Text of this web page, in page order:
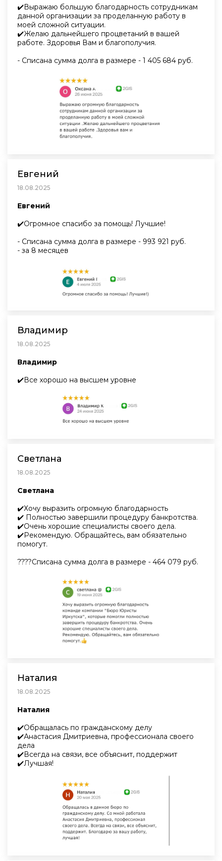
✔️Выражаю большую благодарность сотрудникам
данной организации за проделанную работу в
моей сложной ситуации.
✔️Желаю дальнейшего процветаний в вашей
работе. Здоровья Вам и благополучия.
- Списана сумма долга в размере - 1 405 684 руб.
Евгений
18.08.2025
Евгений
✔️Огромное спасибо за помощь! Лучшие!
- Списана сумма долга в размере - 993 921 руб.
- за 8 месяцев
Владимир
18.08.2025
Владимир
✔️Все хорошо на высшем уровне
Светлана
18.08.2025
Светлана
✔️Хочу выразить огромную благодарность
✔️ Полностью завершили процедуру банкротства.
✔️Очень хорошие специалисты своего дела.
✔️Рекомендую. Обращайтесь, вам обязательно
помогут.
????Списана сумма долга в размере - 464 079 руб.
Наталия
18.08.2025
Наталия
✔️Обращалась по гражданскому делу
✔️Анастасия Дмитриевна, профессионала своего
дела
✔️Всегда на связи, все объяснит, поддержит
✔️Лучшая!